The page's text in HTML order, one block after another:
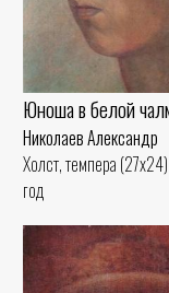
Юноша в белой
Николаев Александр
Холст, темпера
год